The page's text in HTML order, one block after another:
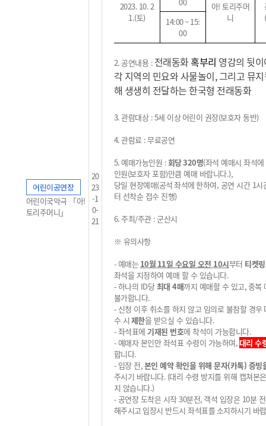
어린이공연장
어린이국악극 「아!
토리주머니」
20
23
-1
0-
21
2023. 10. 2
1.(토)
아! 토리주머
니
14:00 ~ 15:
00
2.공연내용 : 전래동화혹부리 영감의 뒷
각 지역의 민요와 사물놀이, 그리고 뮤
해 생생히 전달하는 한국형 전래동화
3.관람대상 : 5세 이상어린이 권장(보호자 동반)
4.관람료 :무료공연
5. 예매가능인원 :회당320명(좌석 예매시 좌석
인원(보호자 포함)만큼 예매 바랍니다.),
당일 현장예매(공석좌석에한하여, 공연 시간 1시
터 선착순 접수 진행)
6.주최/주관 :군산시
※ 유의사항
- 예매는10월 11일 수요일 오전 10시부터 티켓
좌석을 지정하여 예매 할 수 있습니다.
-하나의 ID당최대 4매까지 예매할 수 있고,중복
불가합니다.
- 신청 이후 취소를 하지 않고 임의로 불참할 경우
수 시제한을 받으실 수 있습니다.
-좌석표에기재된 번호에 착석이 가능합니다.
- 예매자 본인만 좌석표 수령이 가능하며,대리 수
합니다.
- 입장 전,본인 예약 확인을 위해 문자(카톡) 증빙
주시기 바랍니다. (대리 수령 방지를 위해 캡쳐본
지 않습니다.)
-공연장 도착은 시작30분전, 객석 입장은 10분
해주시고입장시 반드시 좌석표를소지하시기 바